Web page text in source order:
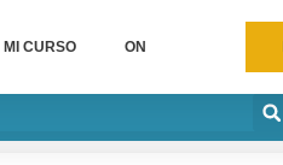
MI CURSO ON